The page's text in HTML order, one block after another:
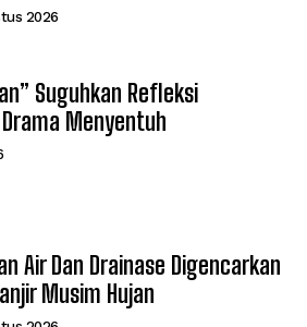
2026
Suguhkan Refleksi
Menyentuh
Air Dan Drainase Digencarkan
Musim Hujan